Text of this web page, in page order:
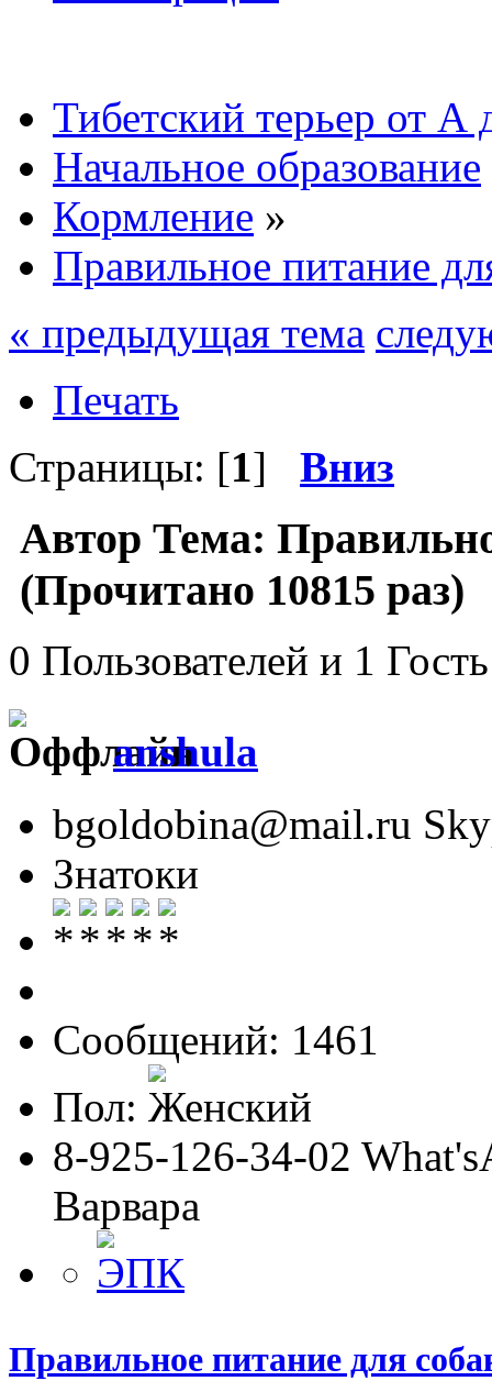
Тибетский терьер от А
Начальное образование
Кормление »
Правильное питание
« предыдущая тема
Печать
Страницы: [1] Вниз
Автор Тема:
(Прочитано 10815 раз)
0 Пользователей и 1
anshula
bgoldobina@mail.ru
Знатоки
Сообщений: 1461
Пол:
8-925-126-34-02
Варвара
Правильное питание для